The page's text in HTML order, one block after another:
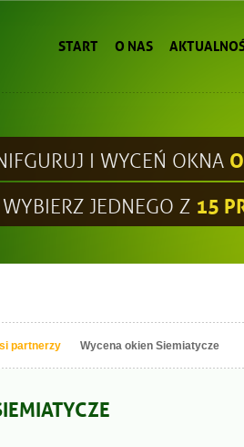
START O NAS
I WYCEŃ OKNA
JEDNEGO Z 15
partnerzy Wycena okien Siemiatycze